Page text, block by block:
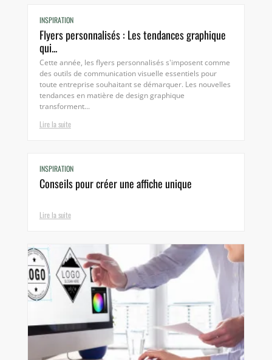
INSPIRATION
Flyers personnalisés : Les tendances graphique
qui...
Cette année, les flyers personnalisés s'imposent comme
des outils de communication visuelle essentiels pour
toute entreprise souhaitant se démarquer. Les nouvelles
tendances en matière de design graphique
transforment...
Lire la suite
INSPIRATION
Conseils pour créer une affiche unique
Lire la suite